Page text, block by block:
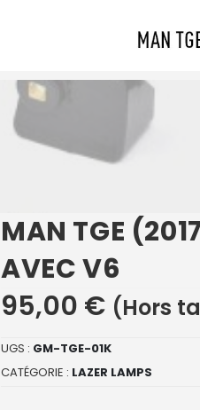
MAN TGE
AVEC V6
95,00 € (Hors
UGS : GM-TGE-01K
CATÉGORIE : LAZER LAMPS